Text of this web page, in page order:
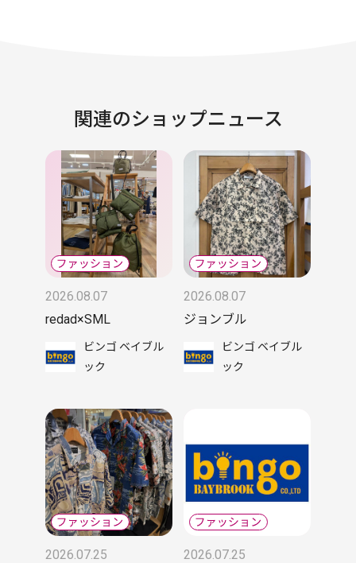
関連のショップニュース
2026.08.07
redad×SML
ビンゴ ベイブル
ック
2026.08.07
ジョンブル
ビンゴ ベイブル
ック
2026.07.25
2026.07.25